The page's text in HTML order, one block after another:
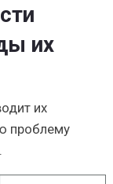
их
их
проблему